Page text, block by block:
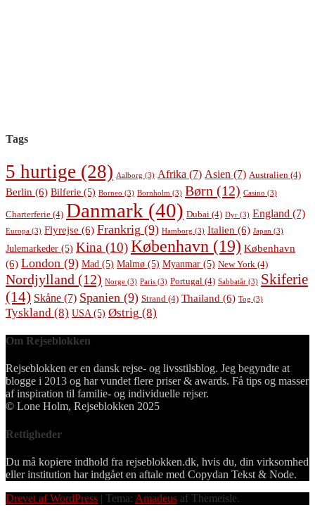
Tags
5 hurtige (28) Aalborg (3) Afrika (7) Asien (7) Australien (4)
Berlin (6) Bilferie (5) Borneo (3) Bornholm (3) Børn (12) Casino (3)
Charterferie (4) Danmark (40) Dubai (4) Dyr (3) England (7)
Europa (3) Flyrejse (6) Frankrig (9) Hamborg (3) Italien (6) Japan (3)
Julemarkeder (5) Kina (10)København (19) København
(6) London (9) Mad (5) Malmø (5) Myanmar (5) New York (4)
Nordjylland (12) Norge (3) Paris (3) Portugal (4) Sabbatår (3) Skiferie
(14) Skåne (7) Spanien (9) Strand (4) Thailand (6) Tog (3)
Tyskland (8) USA (5) Østrig (8)
Om Rejseblokken
Rejseblokken er en dansk rejse- og livsstilsblog. Jeg begyndte at
blogge i 2013 og har vundet flere priser & awards. Få tips og masser
af inspiration til familie- og individuelle rejser.
© Lone Holm, Rejseblokken 2025
Rettigheder
Du må kopiere indhold fra rejseblokken.dk, hvis du, din virksomhed
eller institution har indgået en aftale med Copydan Tekst & Node.
Drevet af WordPress | Tema: Amadeus af Themeisle.